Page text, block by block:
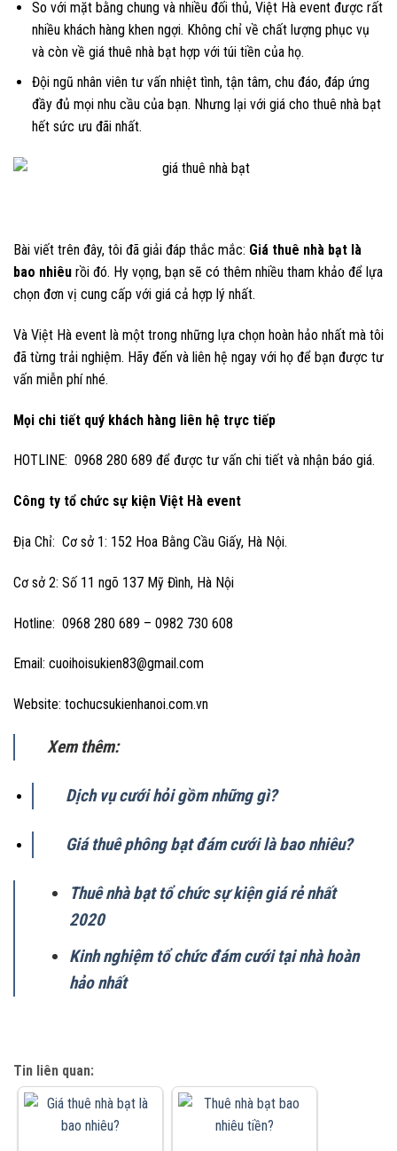
So với mặt bằng chung và nhiều đối thủ, Việt Hà event được rất
nhiều khách hàng khen ngợi. Không chỉ về chất lượng phục vụ
và còn về giá thuê nhà bạt hợp với túi tiền của họ.
Đội ngũ nhân viên tư vấn nhiệt tình, tận tâm, chu đáo, đáp ứng
đầy đủ mọi nhu cầu của bạn. Nhưng lại với giá cho thuê nhà bạt
hết sức ưu đãi nhất.
Bài viết trên đây, tôi đã giải đáp thắc mắc: Giá thuê nhà bạt là
bao nhiêu rồi đó. Hy vọng, bạn sẽ có thêm nhiều tham khảo để lựa
chọn đơn vị cung cấp với giá cả hợp lý nhất.
Và Việt Hà event là một trong những lựa chọn hoàn hảo nhất mà tôi
đã từng trải nghiệm. Hãy đến và liên hệ ngay với họ để bạn được tư
vấn miễn phí nhé.
Mọi chi tiết quý khách hàng liên hệ trực tiếp
HOTLINE: 0968 280 689 để được tư vấn chi tiết và nhận báo giá.
Công ty tổ chức sự kiện Việt Hà event
Địa Chỉ: Cơ sở 1: 152 Hoa Bằng Cầu Giấy, Hà Nội.
Cơ sở 2: Số 11 ngõ 137 Mỹ Đình, Hà Nội
Hotline: 0968 280 689 – 0982 730 608
Email: cuoihoisukien83@gmail.com
Website: tochucsukienhanoi.com.vn
Xem thêm:
Dịch vụ cưới hỏi gồm những gì?
Giá thuê phông bạt đám cưới là bao nhiêu?
Thuê nhà bạt tổ chức sự kiện giá rẻ nhất
2020
Kinh nghiệm tổ chức đám cưới tại nhà hoàn
hảo nhất
Tin liên quan: